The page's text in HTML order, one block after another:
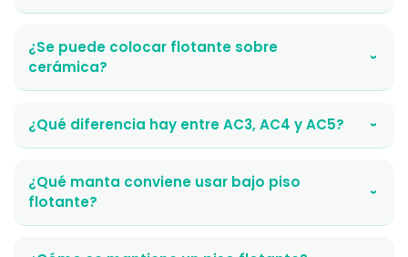
¿Se puede colocar flotante sobre
cerámica?
›
¿Qué diferencia hay entre AC3, AC4 y AC5? ›
¿Qué manta conviene usar bajo piso
flotante?
›